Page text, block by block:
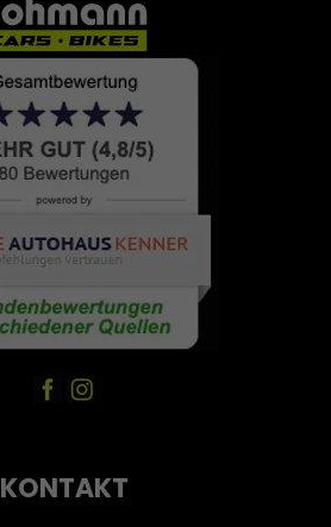
KONTAKT